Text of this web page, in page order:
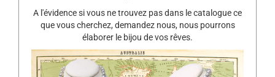
A l'évidence si vous ne trouvez pas dans le catalogue ce
que vous cherchez, demandez nous, nous pourrons
élaborer le bijou de vos rêves.